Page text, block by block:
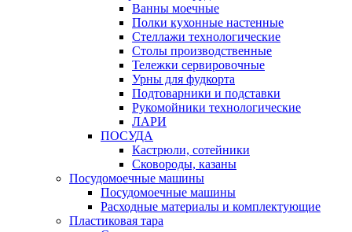
Ванны моечные
Полки кухонные настенные
Стеллажи технологические
Столы производственные
Тележки сервировочные
Урны для фудкорта
Подтоварники и подставки
Рукомойники технологические
ЛАРИ
ПОСУДА
Кастрюли, сотейники
Сковороды, казаны
Посудомоечные машины
Посудомоечные машины
Расходные материалы и комплектующие
Пластиковая тара